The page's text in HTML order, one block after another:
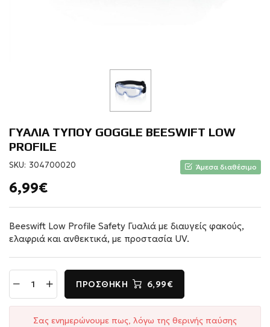
ΓΥΑΛΙΑ ΤΥΠΟΥ GOGGLE BEESWIFT LOW
PROFILE
SKU: 304700020 Άμεσα διαθέσιμο
6,99€
Beeswift Low Profile Safety Γυαλιά με διαυγείς φακούς,
ελαφριά και ανθεκτικά, με προστασία UV.
ΠΡΟΣΘΉΚΗ 6,99€
Σας ενημερώνουμε πως, λόγω της θερινής παύσης